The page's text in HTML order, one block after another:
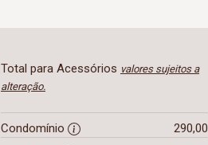
Total para Acessórios valores sujeitos a
alteração.
Condomínio
290,00